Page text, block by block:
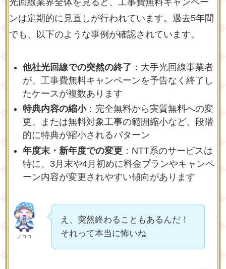
光回線業界全体を見ると、工事費無料キャンペー
ンは定期的に見直しが行われています。過去5年間
でも、以下のような事例が確認されています。
他社光回線での突然の終了 ：大手光回線事業者
が、工事費無料キャンペーンを予告なく終了し
たケースが複数あります
特典内容の縮小：完全無料から実質無料への変
更、または無料対象工事の範囲縮小など、段階
的に特典が縮小されるパターン
年度末・新年度での変更：NTT系のサービスは
特に、3月末や4月初めに料金プランやキャンペ
ーン内容が変更されやすい傾向があります
ノココ
え、突然終わることもあるんだ！
それって本当に怖いね